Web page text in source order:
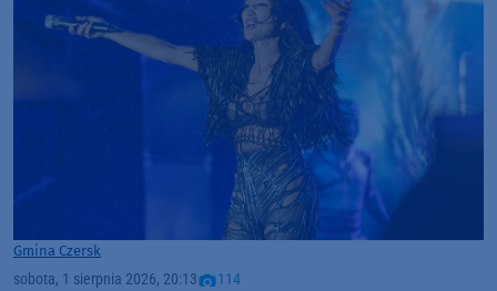
Gmina Czersk
sobota, 1 sierpnia 2026, 20:13 114